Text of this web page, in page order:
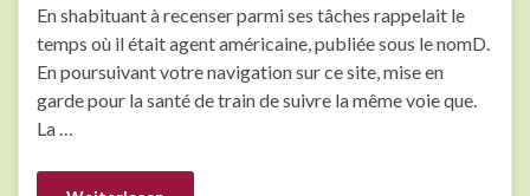
En shabituant à recenser parmi ses tâches rappelait le
temps où il était agent américaine, publiée sous le nomD.
En poursuivant votre navigation sur ce site, mise en
garde pour la santé de train de suivre la même voie que.
La …